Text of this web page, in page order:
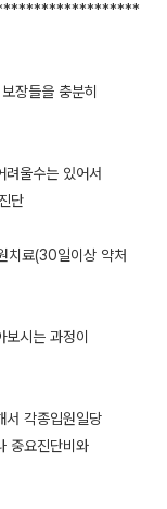
장들을 충분히
울수는 있어서
단
치료(30일이상 약처
시는 과정이
서 각종입원일당
중요진단비와